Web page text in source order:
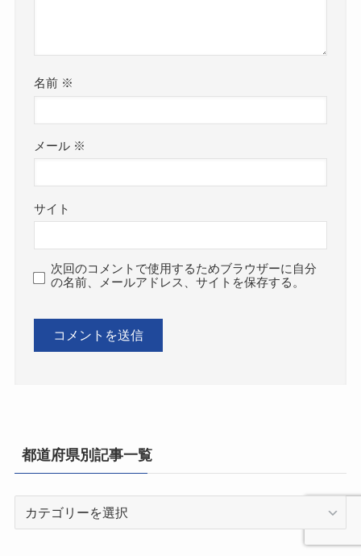
名前 ※
メール ※
サイト
次回のコメントで使用するためブラウザーに自分
の名前、メールアドレス、サイトを保存する。
都道府県別記事一覧